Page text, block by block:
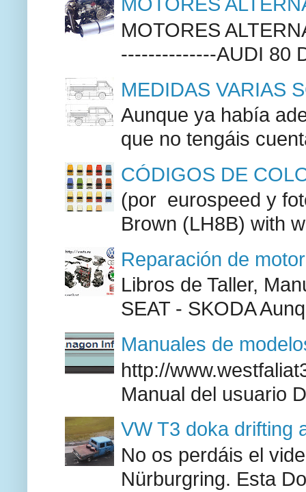
MOTORES
--------------AUDI 80
MEDIDAS VARIAS
Aunque ya había
que no tengáis
CÓDIGOS DE
(por eurospeed y
Brown (LH8B) with
Reparación de
Libros de Taller,
SEAT - SKODA
Manuales de
http://
Manual del usuario
VW T3 doka drifting
No os perdáis el
Nürburgring. Esta